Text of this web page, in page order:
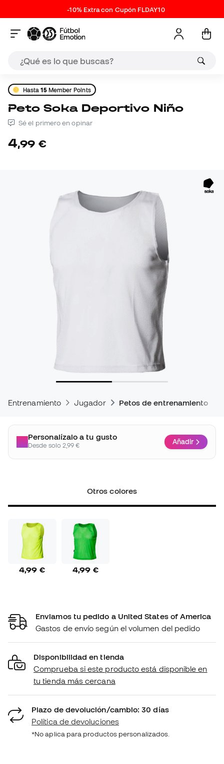
-10% Extra con Cupón FLDAY10
Hasta15Member Points
Peto Soka Deportivo Niño
Sé el primero en opinar
4,99 €
Entrenamiento Jugador Petos de entrenamiento
Personalízalo a tu gusto
Desde solo 2,99 € Añadir
Otros colores
4,99 € 4,99 €
Enviamos tu pedido a United States of America
Gastos de envío según el volumen del pedido
Disponibilidad en tienda
Comprueba si este producto está disponible en
tu tienda más cercana
Plazo de devolución/cambio: 30 días
Política de devoluciones
*No aplica para productos personalizados.